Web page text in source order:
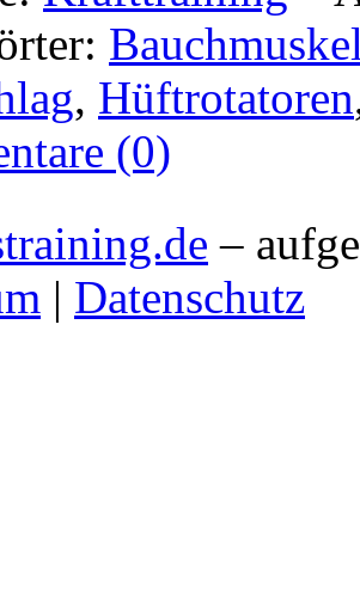
, Hüftrotatoren
(0)
–
| Datenschutz